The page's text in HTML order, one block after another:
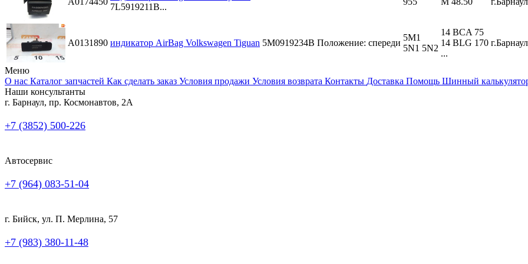
7L5919211B...
A0131890 индикатор AirBag Volkswagen Tiguan 5M0919234B Положение: спереди
5M1
5N1 5N2
14 BCA 75
14 BLG 170
...
Меню
О нас Каталог запчастей Как сделать заказ Условия продажи Условия возврата Контакты Доставка Помощь Шинный
Наши консультанты
г. Барнаул, пр. Космонавтов, 2А
+7 (3852) 500-226
Автосервис
+7 (964) 083-51-04
г. Бийск, ул. П. Мерлина, 57
+7 (983) 380-11-48